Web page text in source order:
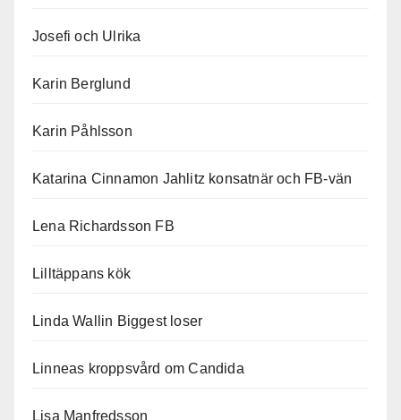
Josefi och Ulrika
Karin Berglund
Karin Påhlsson
Katarina Cinnamon Jahlitz konsatnär och FB-vän
Lena Richardsson FB
Lilltäppans kök
Linda Wallin Biggest loser
Linneas kroppsvård om Candida
Lisa Manfredsson